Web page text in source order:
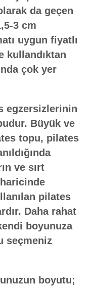
da geçen
3 cm
uygun fiyatlı
kullandıktan
çok yer
Büyük ve
topu, pilates
ve sırt
haricinde
pilates
Daha rahat
boyunuza
seçmeniz
boyutu;